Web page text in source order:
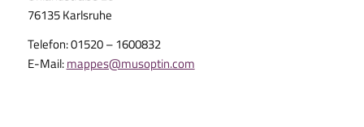
76135 Karlsruhe
Telefon: 01520 – 1600832
E-Mail:mappes@musoptin.com